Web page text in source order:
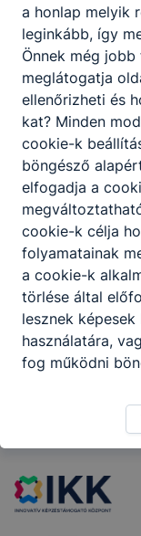
ÉPÍTSD FEL A
A 2026/2027-es
érettségire
technikus
2026. jún. 28.
a honlap melyik
leginkább, így
Önnek még
meglátogatja
ellenőrizheti és
kat? Minden
cookie-k
böngésző
elfogadja a
cookie-k célja
folyamatainak
a cookie-k
törlése által
lesznek
használatára,
fog működni